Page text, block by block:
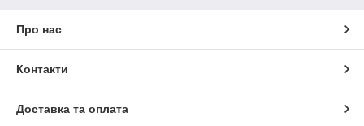
Про нас
Контакти
Доставка та оплата